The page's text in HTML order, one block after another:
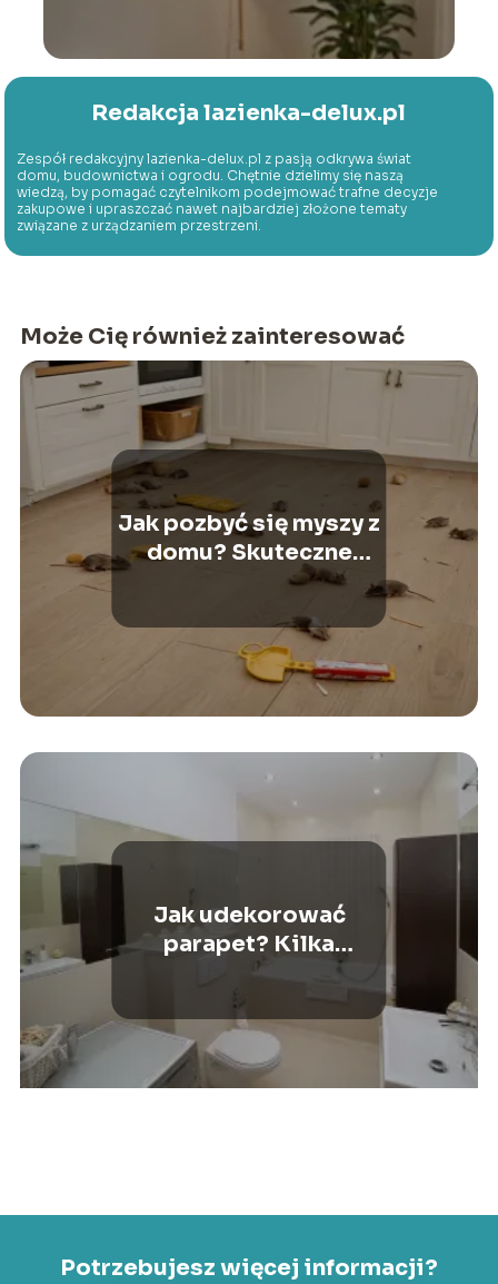
Redakcja lazienka-delux.pl
Zespół redakcyjny lazienka-delux.pl z pasją odkrywa świat
domu, budownictwa i ogrodu. Chętnie dzielimy się naszą
wiedzą, by pomagać czytelnikom podejmować trafne decyzje
zakupowe i upraszczać nawet najbardziej złożone tematy
związane z urządzaniem przestrzeni.
Może Cię również zainteresować
Jak pozbyć się myszy z
domu? Skuteczne
metody i porady
Jak udekorować
parapet? Kilka
sposobów na
dekorację tego
elementu.
Potrzebujesz więcej informacji?